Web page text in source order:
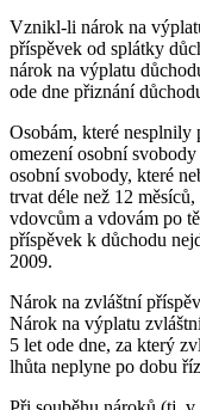
Vznikl-li nárok na
příspěvek od splátky
nárok na výplatu
ode dne přiznání
Osobám, které nesplnily
omezení osobní
osobní svobody, které
trvat déle než 12
vdovcům a vdovám po
příspěvek k důchodu
2009.
Nárok na zvláštní
Nárok na výplatu
5 let ode dne, za který
lhůta neplyne po dobu